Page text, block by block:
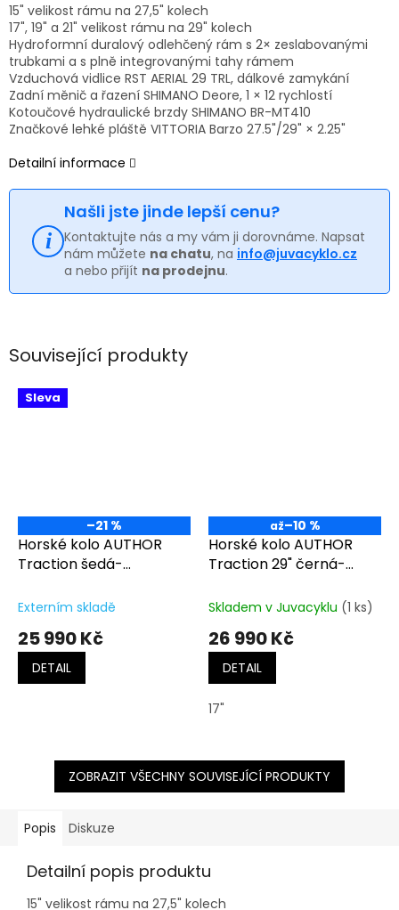
15" velikost rámu na 27,5" kolech
17", 19" a 21" velikost rámu na 29" kolech
Hydroformní duralový odlehčený rám s 2× zeslabovanými
trubkami a s plně integrovanými tahy rámem
Vzduchová vidlice RST AERIAL 29 TRL, dálkové zamykání
Zadní měnič a řazení SHIMANO Deore, 1 × 12 rychlostí
Kotoučové hydraulické brzdy SHIMANO BR-MT410
Značkové lehké pláště VITTORIA Barzo 27.5"/29" × 2.25"
Detailní informace
Našli jste jinde lepší cenu?
Kontaktujte nás a my vám ji dorovnáme. Napsat
nám můžete na chatu, na info@juvacyklo.cz
a nebo přijít na prodejnu.
Související produkty
Sleva
–21 %
Horské kolo AUTHOR
Traction šedá-
Externím skladě
25 990 Kč
DETAIL
až–10 %
Horské kolo AUTHOR
Traction 29" černá-
Skladem v Juvacyklu (1 ks)
26 990 Kč
DETAIL
17"
ZOBRAZIT VŠECHNY SOUVISEJÍCÍ PRODUKTY
Popis Diskuze
Detailní popis produktu
15" velikost rámu na 27,5" kolech